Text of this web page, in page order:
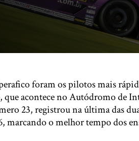
foram os pilotos mais
acontece no Autódromo de
23, registrou na última das
marcando o melhor tempo dos